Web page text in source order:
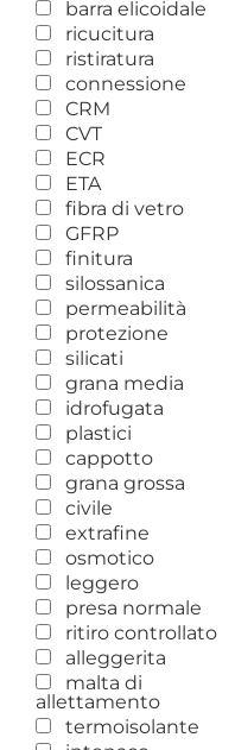
barra elicoidale
ricucitura
ristiratura
connessione
CRM
CVT
ECR
ETA
fibra di vetro
GFRP
finitura
silossanica
permeabilità
protezione
silicati
grana media
idrofugata
plastici
cappotto
grana grossa
civile
extrafine
osmotico
leggero
presa normale
ritiro controllato
alleggerita
malta di
allettamento
termoisolante